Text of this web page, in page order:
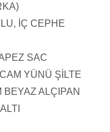
İÇ CEPHE
SAC
YÜNÜ ŞİLTE
BEYAZ ALÇIPAN